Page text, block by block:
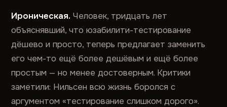
Ироническая. Человек, тридцать лет
объяснявший, что юзабилити-тестирование
дёшево и просто, теперь предлагает заменить
его чем-то ещё более дешёвым и ещё более
простым — но менее достоверным. Критики
заметили: Нильсен всю жизнь боролся с
аргументом «тестирование слишком дорого».